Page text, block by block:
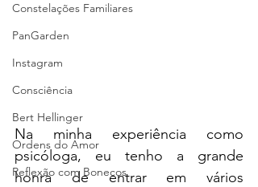
Constelações Familiares
PanGarden
Instagram
Consciência
Bert Hellinger
Ordens do Amor
Reflexão com Bonecos
Na minha experiência como
psicóloga, eu tenho a grande
honra de entrar em vários